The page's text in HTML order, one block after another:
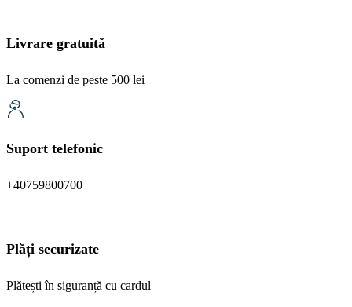
Livrare gratuită
La comenzi de peste 500 lei
Suport telefonic
+40759800700
Plăți securizate
Plătești în siguranță cu cardul